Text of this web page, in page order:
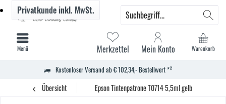
Kostenloser Versand ab € 102,34,- Bestellwert *²
Warenkorb
Merkzettel Mein Konto
Privatkundeinkl. MwSt.
Menü
Übersicht Epson Tintenpatrone T0714 5,5ml gelb